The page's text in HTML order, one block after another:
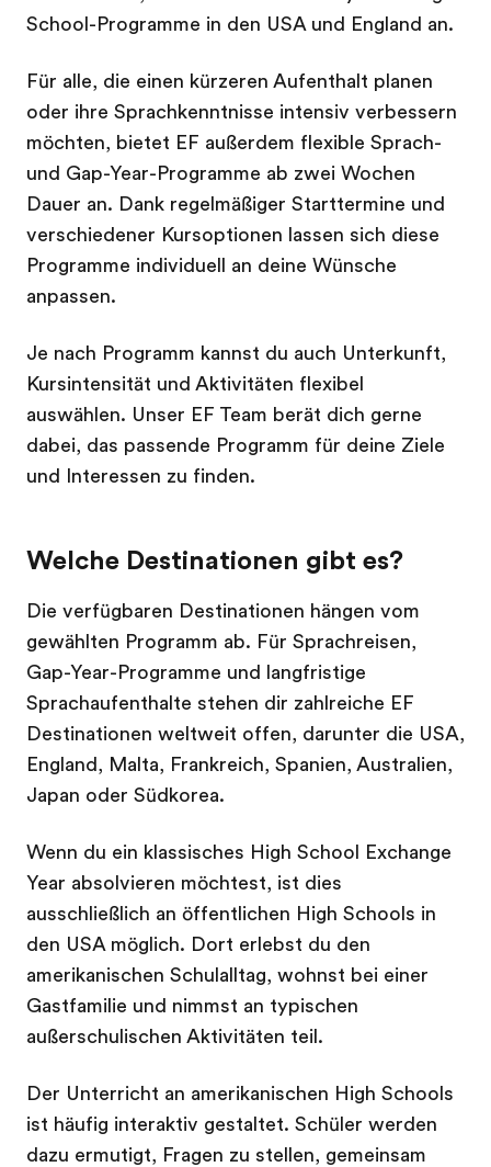
School-Programme in den USA und England an.
Für alle, die einen kürzeren Aufenthalt planen
oder ihre Sprachkenntnisse intensiv verbessern
möchten, bietet EF außerdem flexible Sprach-
und Gap-Year-Programme ab zwei Wochen
Dauer an. Dank regelmäßiger Starttermine und
verschiedener Kursoptionen lassen sich diese
Programme individuell an deine Wünsche
anpassen.
Je nach Programm kannst du auch Unterkunft,
Kursintensität und Aktivitäten flexibel
auswählen. Unser EF Team berät dich gerne
dabei, das passende Programm für deine Ziele
und Interessen zu finden.
Welche Destinationen gibt es?
Die verfügbaren Destinationen hängen vom
gewählten Programm ab. Für Sprachreisen,
Gap-Year-Programme und langfristige
Sprachaufenthalte stehen dir zahlreiche EF
Destinationen weltweit offen, darunter die USA,
England, Malta, Frankreich, Spanien, Australien,
Japan oder Südkorea.
Wenn du ein klassisches High School Exchange
Year absolvieren möchtest, ist dies
ausschließlich an öffentlichen High Schools in
den USA möglich. Dort erlebst du den
amerikanischen Schulalltag, wohnst bei einer
Gastfamilie und nimmst an typischen
außerschulischen Aktivitäten teil.
Der Unterricht an amerikanischen High Schools
ist häufig interaktiv gestaltet. Schüler werden
dazu ermutigt, Fragen zu stellen, gemeinsam